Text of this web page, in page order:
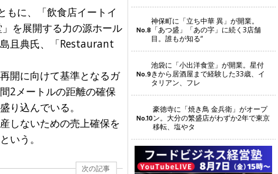
もに、「飲食店イートイ
を展開する力の源ホール
且典氏、「Restaurant
開に向けて基準となるガ
2メートルの距離の確保
り込んでいる。
しないための売上確保を
いう。
次の記事
No.8
神保町に「立ち中華 異」が開業。
「あつ盛」「あの字」に続く3店舗
目。誰もが知る“
No.9
池袋に「小出洋食堂」が開業。星付
きから居酒屋まで経験した33歳、イ
タリアン、フレ
No.10
豪徳寺に「焼き鳥 金兵衛」がオープ
ン。大分の繁盛店がわずか2年で東京
移転、塩やタ